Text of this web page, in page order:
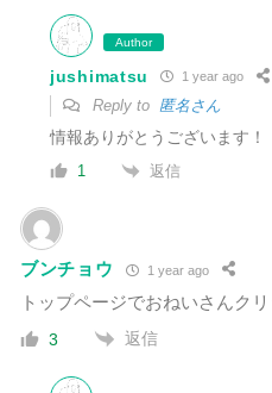
Author
jushimatsu 1 year ago
Reply to 匿名さん
情報ありがとうございます！
1 返信
ブンチョウ 1 year ago
トップページでおねいさんク
3 返信